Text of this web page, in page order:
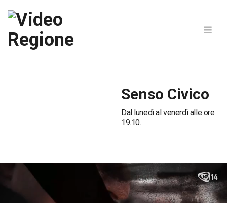
Senso Civico
Dal lunedì al venerdì alle ore
19.10.